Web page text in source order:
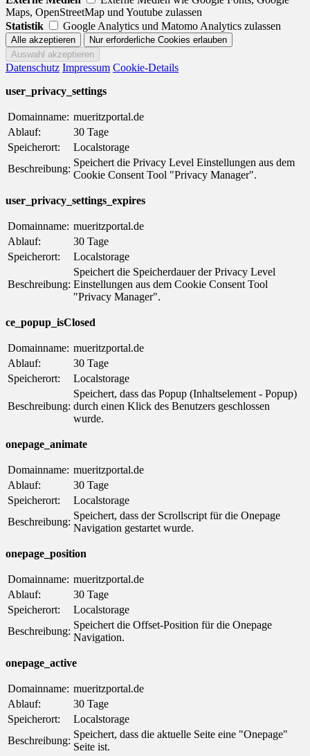
Maps, OpenStreetMap und Youtube zulassen
Statistik
Google Analytics und Matomo Analytics zulassen
Datenschutz Impressum Cookie-Details
user_privacy_settings
Domainname: mueritzportal.de
Ablauf:
30 Tage
Speicherort:
Localstorage
Beschreibung:
Speichert die Privacy Level Einstellungen aus dem
Cookie Consent Tool "Privacy Manager".
user_privacy_settings_expires
Domainname: mueritzportal.de
Ablauf:
30 Tage
Speicherort:
Localstorage
Beschreibung:
Speichert die Speicherdauer der Privacy Level
Einstellungen aus dem Cookie Consent Tool
"Privacy Manager".
ce_popup_isClosed
Domainname: mueritzportal.de
Ablauf:
30 Tage
Speicherort:
Localstorage
Beschreibung:
Speichert, dass das Popup (Inhaltselement - Popup)
durch einen Klick des Benutzers geschlossen
wurde.
onepage_animate
Domainname: mueritzportal.de
Ablauf:
30 Tage
Speicherort:
Localstorage
Beschreibung:
Speichert, dass der Scrollscript für die Onepage
Navigation gestartet wurde.
onepage_position
Domainname: mueritzportal.de
Ablauf:
30 Tage
Speicherort:
Localstorage
Beschreibung:
Speichert die Offset-Position für die Onepage
Navigation.
onepage_active
Domainname: mueritzportal.de
Ablauf:
30 Tage
Speicherort:
Localstorage
Beschreibung:
Speichert, dass die aktuelle Seite eine "Onepage"
Seite ist.